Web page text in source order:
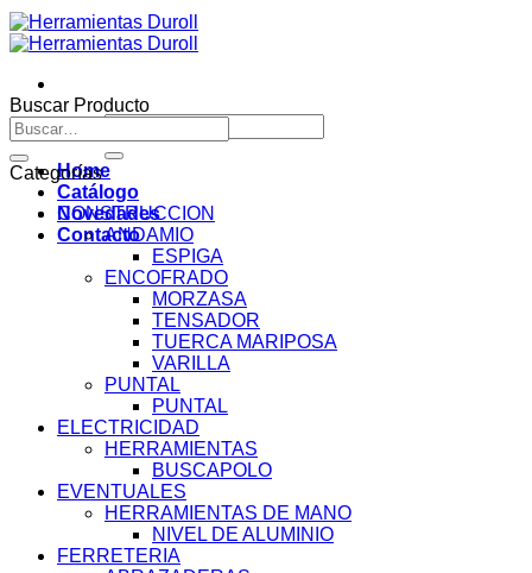
Buscar
por:
Home
Catálogo
Novedades
Contacto
Buscar Producto
Buscar
por:
Categorías
CONSTRUCCION
ANDAMIO
ESPIGA
ENCOFRADO
MORZASA
TENSADOR
TUERCA MARIPOSA
VARILLA
PUNTAL
PUNTAL
ELECTRICIDAD
HERRAMIENTAS
BUSCAPOLO
EVENTUALES
HERRAMIENTAS DE MANO
NIVEL DE ALUMINIO
FERRETERIA